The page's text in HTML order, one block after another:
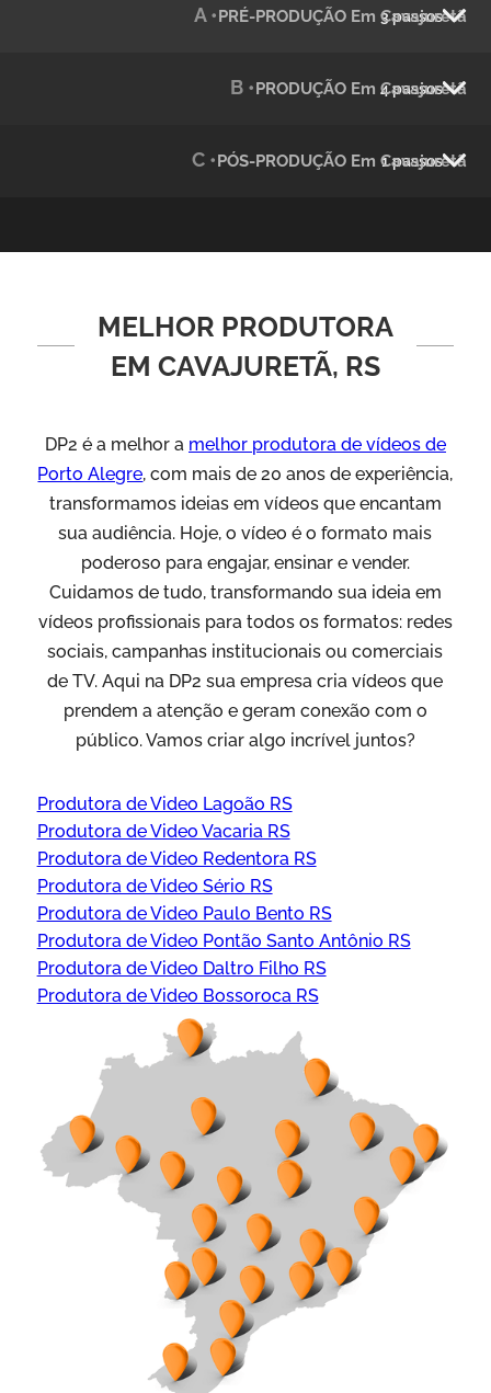
Julândia
Green Process
Vídeos de Produtos e Serviços
A •PRÉ-PRODUÇÃO Em Cavajuretã
3 passos
B •PRODUÇÃO Em Cavajuretã
4 passos
C •PÓS-PRODUÇÃO Em Cavajuretã
1 passos
MELHOR PRODUTORA
EM CAVAJURETÃ, RS
DP2 é a melhor a melhor produtora de vídeos de
Porto Alegre, com mais de 20 anos de experiência,
transformamos ideias em vídeos que encantam
sua audiência. Hoje, o vídeo é o formato mais
poderoso para engajar, ensinar e vender.
Cuidamos de tudo, transformando sua ideia em
vídeos profissionais para todos os formatos: redes
sociais, campanhas institucionais ou comerciais
de TV. Aqui na DP2 sua empresa cria vídeos que
prendem a atenção e geram conexão com o
público. Vamos criar algo incrível juntos?
Produtora de Video Lagoão RS
Produtora de Video Vacaria RS
Produtora de Video Redentora RS
Produtora de Video Sério RS
Produtora de Video Paulo Bento RS
Produtora de Video Pontão Santo Antônio RS
Produtora de Video Daltro Filho RS
Produtora de Video Bossoroca RS